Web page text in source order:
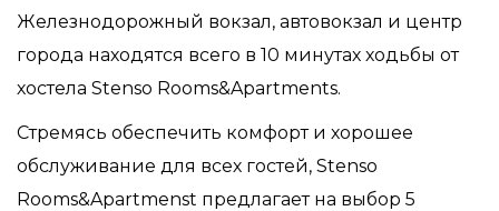
Железнодорожный вокзал, автовокзал и центр
города находятся всего в 10 минутах ходьбы от
хостела Stenso Rooms&Apartments.
Стремясь обеспечить комфорт и хорошее
обслуживание для всех гостей, Stenso
Rooms&Apartmenst предлагает на выбор 5